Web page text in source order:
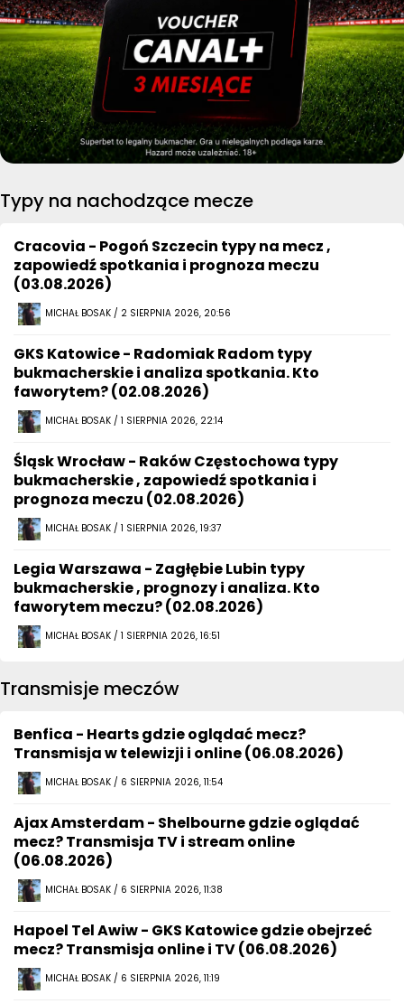
Typy na nachodzące mecze
Cracovia - Pogoń Szczecin typy na mecz ,
zapowiedź spotkania i prognoza meczu
(03.08.2026)
MICHAŁ BOSAK / 2 SIERPNIA 2026, 20:56
GKS Katowice - Radomiak Radom typy
bukmacherskie i analiza spotkania. Kto
faworytem? (02.08.2026)
MICHAŁ BOSAK / 1 SIERPNIA 2026, 22:14
Śląsk Wrocław - Raków Częstochowa typy
bukmacherskie , zapowiedź spotkania i
prognoza meczu (02.08.2026)
MICHAŁ BOSAK / 1 SIERPNIA 2026, 19:37
Legia Warszawa - Zagłębie Lubin typy
bukmacherskie , prognozy i analiza. Kto
faworytem meczu? (02.08.2026)
MICHAŁ BOSAK / 1 SIERPNIA 2026, 16:51
Transmisje meczów
Benfica - Hearts gdzie oglądać mecz?
Transmisja w telewizji i online (06.08.2026)
MICHAŁ BOSAK / 6 SIERPNIA 2026, 11:54
Ajax Amsterdam - Shelbourne gdzie oglądać
mecz? Transmisja TV i stream online
(06.08.2026)
MICHAŁ BOSAK / 6 SIERPNIA 2026, 11:38
Hapoel Tel Awiw - GKS Katowice gdzie obejrzeć
mecz? Transmisja online i TV (06.08.2026)
MICHAŁ BOSAK / 6 SIERPNIA 2026, 11:19